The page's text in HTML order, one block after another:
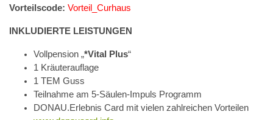
Vorteilscode: Vorteil_Curhaus
INKLUDIERTE LEISTUNGEN
Vollpension „*Vital Plus“
1 Kräuterauflage
1 TEM Guss
Teilnahme am 5-Säulen-Impuls Programm
DONAU.Erlebnis Card mit vielen zahlreichen Vorteilen